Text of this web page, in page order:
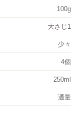
100g
大さじ1
少々
4個
250ml
適量